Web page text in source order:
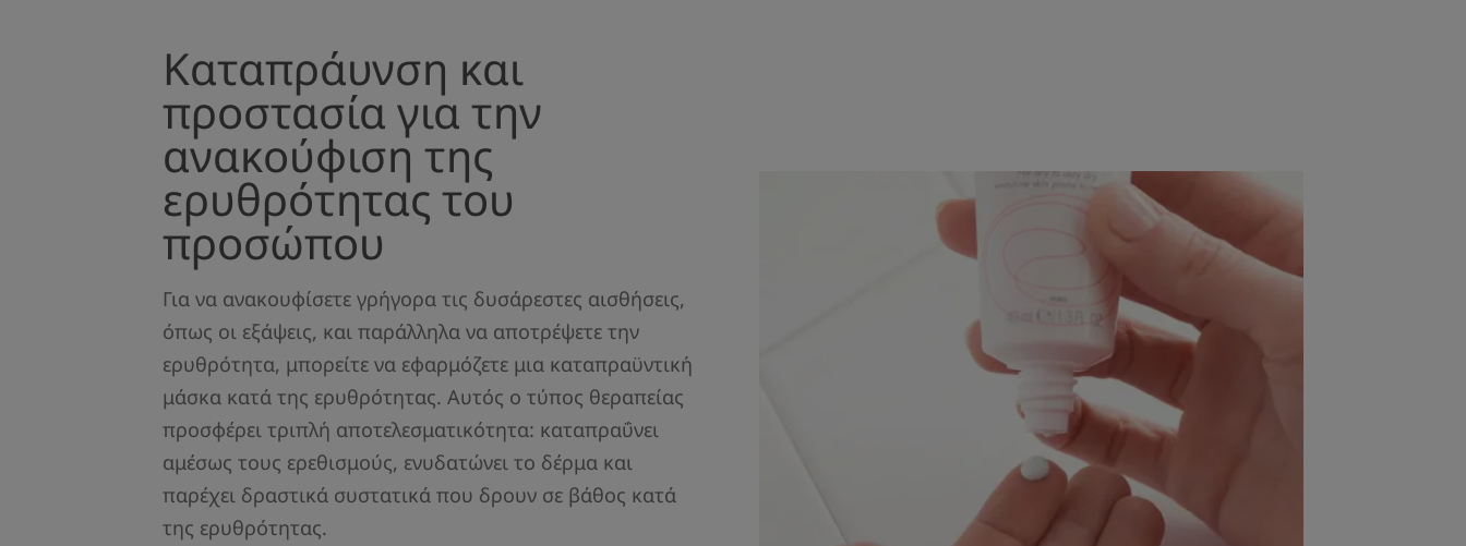
Καταπράυνση και
προστασία για την
ανακούφιση της
ερυθρότητας του
προσώπου
Για να ανακουφίσετε γρήγορα τις δυσάρεστες αισθήσεις,
όπως οι εξάψεις, και παράλληλα να αποτρέψετε την
ερυθρότητα, μπορείτε να εφαρμόζετε μια καταπραϋντική
μάσκα κατά της ερυθρότητας. Αυτός ο τύπος θεραπείας
προσφέρει τριπλή αποτελεσματικότητα: καταπραΰνει
αμέσως τους ερεθισμούς, ενυδατώνει το δέρμα και
παρέχει δραστικά συστατικά που δρουν σε βάθος κατά
της ερυθρότητας.